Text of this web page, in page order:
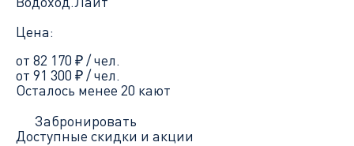
Цена:
от 82 170 ₽/ чел.
от 91 300 ₽/ чел.
Осталось менее 20 кают
Забронировать
Доступные скидки и акции